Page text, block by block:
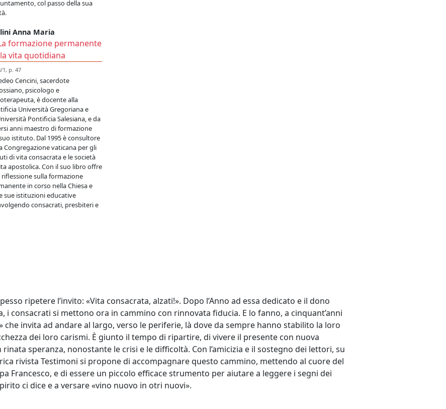
col passo della sua
Anna Maria
formazione permanente
vita quotidiana
1, p. 47
Cencini, sacerdote
psicologo e
è docente alla
Università Gregoriana e
Pontificia Salesiana, e da
anni maestro di formazione
istituto. Dal 1995 è consultore
Congregazione vaticana per gli
di vita consacrata e le società
apostolica. Con il suo libro offre
riflessione sulla formazione
in corso nella Chiesa e
sue istituzioni educative
consacrati, presbiteri e
ripetere l’invito: «Vita consacrata, alzati!». Dopo l’Anno ad essa dedicato e il dono
i consacrati si mettono ora in cammino con rinnovata fiducia. E lo fanno, a cinquant’anni
che invita ad andare al largo, verso le periferie, là dove da sempre hanno stabilito la loro
dei loro carismi. È giunto il tempo di ripartire, di vivere il presente con nuova
speranza, nonostante le crisi e le difficoltà. Con l’amicizia e il sostegno dei lettori, su
rivista Testimoni si propone di accompagnare questo cammino, mettendo al cuore del
Francesco, e di essere un piccolo efficace strumento per aiutare a leggere i segni dei
ci dice e a versare «vino nuovo in otri nuovi».